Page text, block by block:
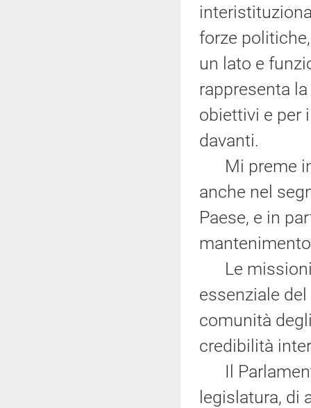
forze
un lato e
rappresenta
obiettivi e per
davanti.
Mi preme
anche nel
Paese, e in
Le missioni
essenziale
comunità
credibilità
Il
legislatura, di